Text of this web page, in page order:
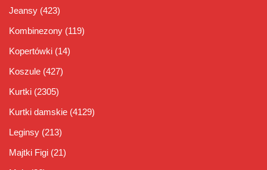
Jeansy (423)
Kombinezony (119)
Kopertówki (14)
Koszule (427)
Kurtki (2305)
Kurtki damskie (4129)
Leginsy (213)
Majtki Figi (21)